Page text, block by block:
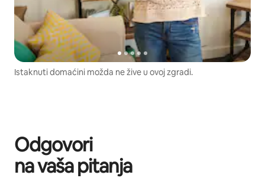
Istaknuti domaćini možda ne žive u ovoj zgradi.
Odgovori
na vaša pitanja